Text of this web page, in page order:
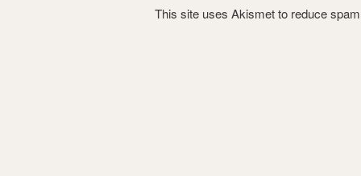
This site uses Akismet to reduce